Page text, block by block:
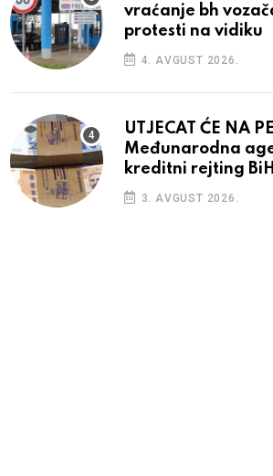
vraćanje bh
protesti na vidiku
4. AVGUST 2026.
UTJECAT ĆE NA
Međunarodna
kreditni rejting BiH
3. AVGUST 2026.